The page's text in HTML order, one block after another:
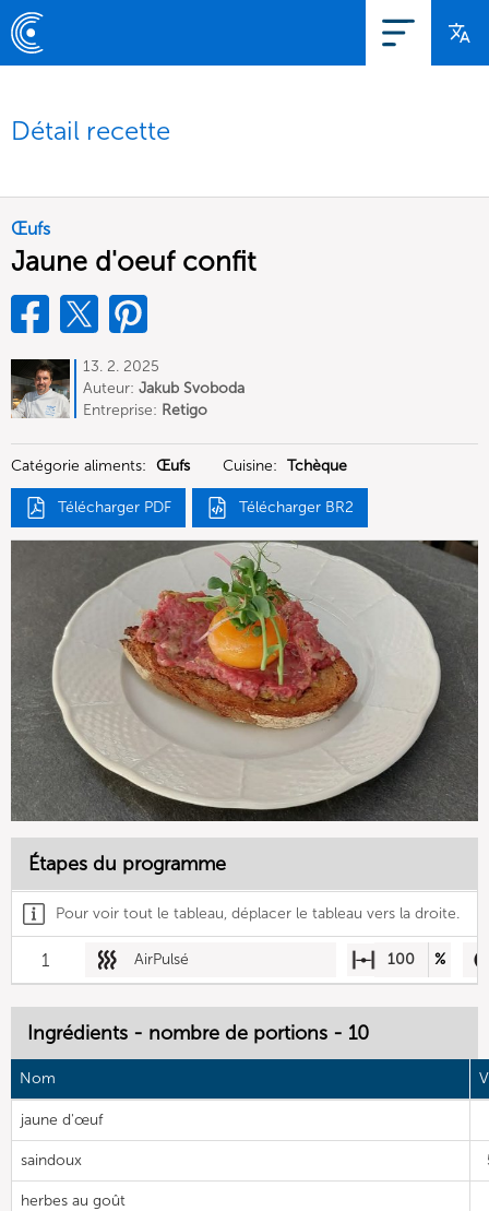
Détail recette
Œufs
Jaune d'oeuf confit
13. 2. 2025
Auteur: Jakub Svoboda
Entreprise: Retigo
Catégorie aliments: Œufs Cuisine: Tchèque
Télécharger PDF Télécharger BR2
Étapes du programme
Pour voir tout le tableau, déplacer le tableau vers la droite.
1 AirPulsé 100 %
Ingrédients - nombre de portions - 10
Nom
jaune d'œuf
saindoux
herbes au goût